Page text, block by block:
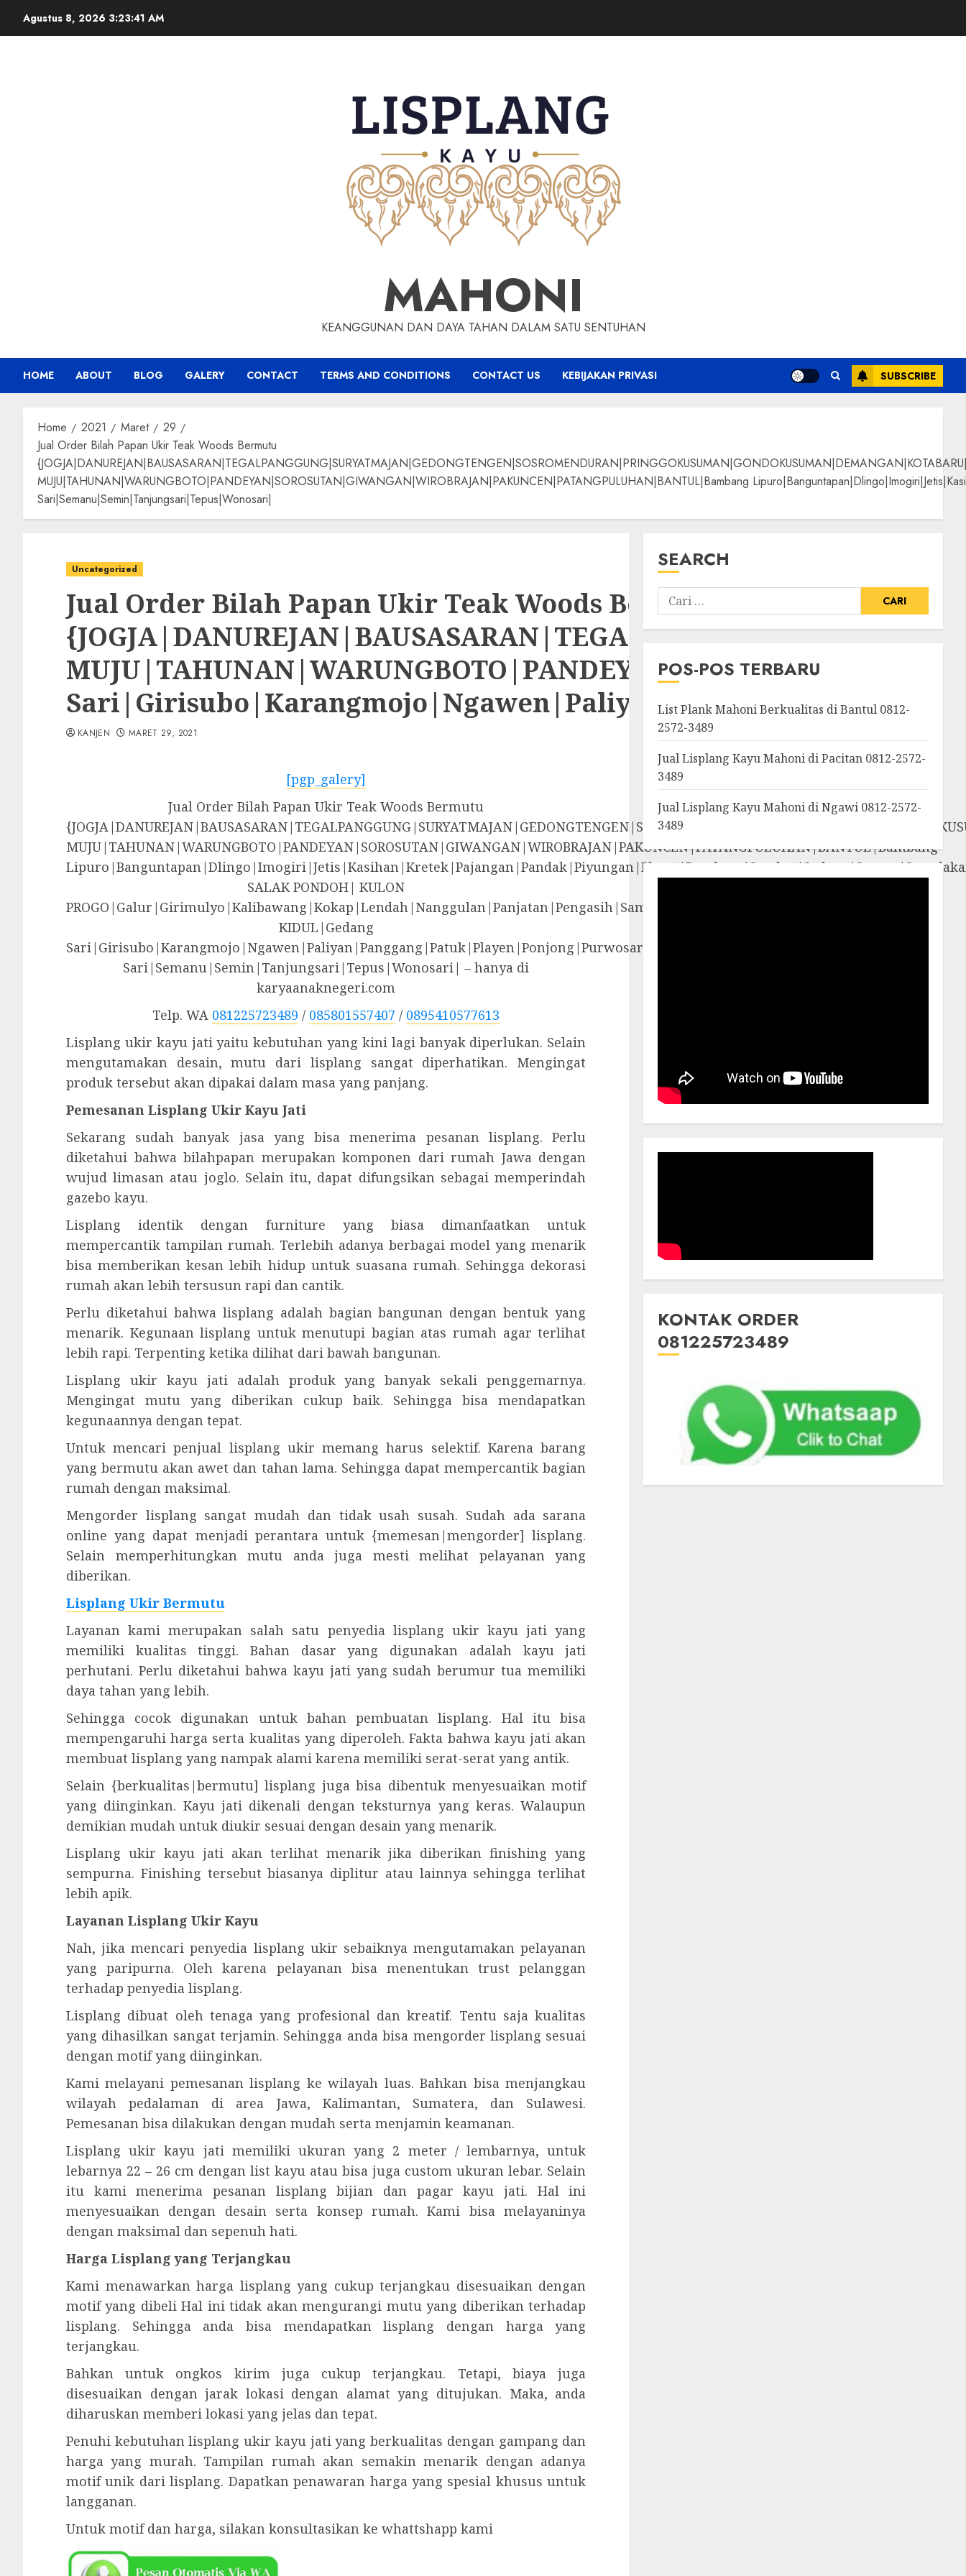
Agustus 8, 2026 3:23:42 AM
MAHONI
KEANGGUNAN DAN DAYA TAHAN DALAM SATU SENTUHAN
HOME ABOUT BLOG GALERY CONTACT TERMS AND CONDITIONS CONTACT US KEBIJAKAN PRIVASI SUBSCRIBE
Home 2021 Maret
29
Jual Order Bilah Papan Ukir Teak Woods Bermutu
MUJU|TAHUNAN|WARUNGBOTO|PANDEYAN|SOROSUTAN|GIWANGAN|WIROBRAJAN|PAKUNCEN|PATANGPULUHAN|BANTUL|Bambang
Sari|Semanu|Semin|Tanjungsari|Tepus|Wonosari|
Uncategorized
Jual Order Bilah Papan Ukir Teak Woods Bermutu
KANJEN MARET 29, 2021
[pgp_galery]
Jual Order Bilah Papan Ukir Teak Woods Bermutu
MUJU|TAHUNAN|WARUNGBOTO|PANDEYAN|SOROSUTAN|GIWANGAN|WIROBRAJAN|PAKUNCEN|PATANGPULUHAN|BANTUL|Bambang
SALAK PONDOH| KULON
PROGO|Galur|Girimulyo|Kalibawang|Kokap|Lendah|Nanggulan|Panjatan|Pengasih|Samigaluh|Sentolo|Temon|Wates|GUNUNG
KIDUL|Gedang
Sari|Girisubo|Karangmojo|Ngawen|Paliyan|Panggang|Patuk|Playen|Ponjong|Purwosari|Rongkop|Sapto
Sari|Semanu|Semin|Tanjungsari|Tepus|Wonosari| – hanya di
karyaanaknegeri.com
Telp. WA 081225723489 / 085801557407 / 0895410577613
Lisplang ukir kayu jati yaitu kebutuhan yang kini lagi banyak diperlukan. Selain
mengutamakan desain, mutu dari lisplang sangat diperhatikan. Mengingat
produk tersebut akan dipakai dalam masa yang panjang.
Pemesanan Lisplang Ukir Kayu Jati
Sekarang sudah banyak jasa yang bisa menerima pesanan lisplang. Perlu
diketahui bahwa bilahpapan merupakan komponen dari rumah Jawa dengan
wujud limasan atau joglo. Selain itu, dapat difungsikan sebagai memperindah
gazebo kayu.
Lisplang identik dengan furniture yang biasa dimanfaatkan untuk
mempercantik tampilan rumah. Terlebih adanya berbagai model yang menarik
bisa memberikan kesan lebih hidup untuk suasana rumah. Sehingga dekorasi
rumah akan lebih tersusun rapi dan cantik.
Perlu diketahui bahwa lisplang adalah bagian bangunan dengan bentuk yang
menarik. Kegunaan lisplang untuk menutupi bagian atas rumah agar terlihat
lebih rapi. Terpenting ketika dilihat dari bawah bangunan.
Lisplang ukir kayu jati adalah produk yang banyak sekali penggemarnya.
Mengingat mutu yang diberikan cukup baik. Sehingga bisa mendapatkan
kegunaannya dengan tepat.
Untuk mencari penjual lisplang ukir memang harus selektif. Karena barang
yang bermutu akan awet dan tahan lama. Sehingga dapat mempercantik bagian
rumah dengan maksimal.
Mengorder lisplang sangat mudah dan tidak usah susah. Sudah ada sarana
online yang dapat menjadi perantara untuk {memesan|mengorder] lisplang.
Selain memperhitungkan mutu anda juga mesti melihat pelayanan yang
diberikan.
Lisplang Ukir Bermutu
Layanan kami merupakan salah satu penyedia lisplang ukir kayu jati yang
memiliki kualitas tinggi. Bahan dasar yang digunakan adalah kayu jati
perhutani. Perlu diketahui bahwa kayu jati yang sudah berumur tua memiliki
daya tahan yang lebih.
Sehingga cocok digunakan untuk bahan pembuatan lisplang. Hal itu bisa
mempengaruhi harga serta kualitas yang diperoleh. Fakta bahwa kayu jati akan
membuat lisplang yang nampak alami karena memiliki serat-serat yang antik.
Selain {berkualitas|bermutu] lisplang juga bisa dibentuk menyesuaikan motif
yang diinginkan. Kayu jati dikenali dengan teksturnya yang keras. Walaupun
demikian mudah untuk diukir sesuai dengan desain yang menarik.
Lisplang ukir kayu jati akan terlihat menarik jika diberikan finishing yang
sempurna. Finishing tersebut biasanya diplitur atau lainnya sehingga terlihat
lebih apik.
Layanan Lisplang Ukir Kayu
Nah, jika mencari penyedia lisplang ukir sebaiknya mengutamakan pelayanan
yang paripurna. Oleh karena pelayanan bisa menentukan trust pelanggan
terhadap penyedia lisplang.
Lisplang dibuat oleh tenaga yang profesional dan kreatif. Tentu saja kualitas
yang dihasilkan sangat terjamin. Sehingga anda bisa mengorder lisplang sesuai
dengan motif yang diinginkan.
Kami melayani pemesanan lisplang ke wilayah luas. Bahkan bisa menjangkau
wilayah pedalaman di area Jawa, Kalimantan, Sumatera, dan Sulawesi.
Pemesanan bisa dilakukan dengan mudah serta menjamin keamanan.
Lisplang ukir kayu jati memiliki ukuran yang 2 meter / lembarnya, untuk
lebarnya 22 – 26 cm dengan list kayu atau bisa juga custom ukuran lebar. Selain
itu kami menerima pesanan lisplang bijian dan pagar kayu jati. Hal ini
menyesuaikan dengan desain serta konsep rumah. Kami bisa melayaninya
dengan maksimal dan sepenuh hati.
Harga Lisplang yang Terjangkau
Kami menawarkan harga lisplang yang cukup terjangkau disesuaikan dengan
motif yang dibeli Hal ini tidak akan mengurangi mutu yang diberikan terhadap
lisplang. Sehingga anda bisa mendapatkan lisplang dengan harga yang
terjangkau.
Bahkan untuk ongkos kirim juga cukup terjangkau. Tetapi, biaya juga
disesuaikan dengan jarak lokasi dengan alamat yang ditujukan. Maka, anda
diharuskan memberi lokasi yang jelas dan tepat.
Penuhi kebutuhan lisplang ukir kayu jati yang berkualitas dengan gampang dan
harga yang murah. Tampilan rumah akan semakin menarik dengan adanya
motif unik dari lisplang. Dapatkan penawaran harga yang spesial khusus untuk
langganan.
Untuk motif dan harga, silakan konsultasikan ke whattshapp kami
SEARCH
POS-POS TERBARU
List Plank Mahoni Berkualitas di Bantul 0812-
2572-3489
Jual Lisplang Kayu Mahoni di Pacitan 0812-2572-
3489
Jual Lisplang Kayu Mahoni di Ngawi 0812-2572-
3489
KONTAK ORDER
081225723489